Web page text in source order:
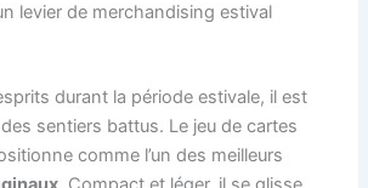
levier de merchandising estival
durant la période estivale, il est
sentiers battus. Le jeu de cartes
comme l’un des meilleurs